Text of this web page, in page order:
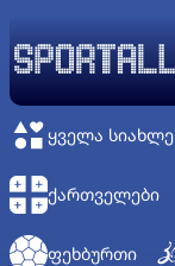
ᲧᲕᲔᲚᲐ ᲡᲘᲐᲮᲚᲔ
ᲥᲐᲠᲗᲕᲔᲚᲔᲑᲘ
ᲤᲔᲮᲑᲣᲠᲗᲘ